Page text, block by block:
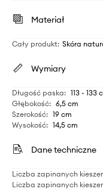
Materiał
Cały produkt: Skóra
Wymiary
Długość paska: 113 - 133
Głębokość: 6,5 cm
Szerokość: 19 cm
Wysokość: 14,5 cm
Dane techniczne
Liczba zapinanych
Liczba zapinanych